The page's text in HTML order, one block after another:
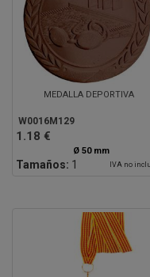
MEDALLA DEPORTIVA
W0016M129
1.18 €
Ø 50 mm
Tamaños: 1 IVA no